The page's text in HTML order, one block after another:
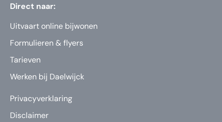
Direct naar:
Uitvaart online bijwonen
Formulieren & flyers
Tarieven
Werken bij Daelwijck
Privacyverklaring
Disclaimer